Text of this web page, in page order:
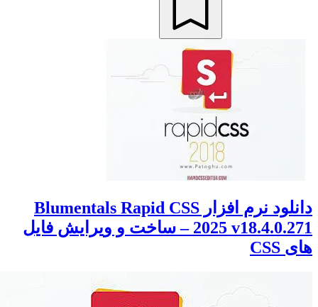
دانلود نرم افزار Blumentals Rapid CSS
2025 v18.4.0.271 – ساخت و ویرایش فایل